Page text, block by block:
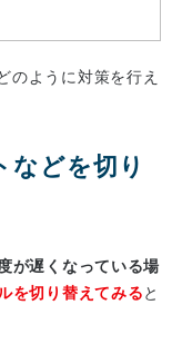
のように対策を行え
などを切り
が遅くなっている場
を切り替えてみると